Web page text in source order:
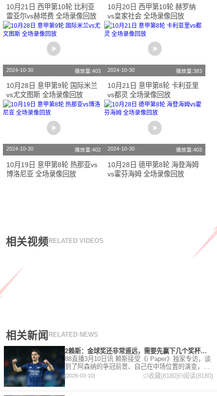
10月21日 西甲第10轮 比利亚
雷亚尔vs赫塔费 全场录像回放
10月20日 西甲第10轮 赫罗纳
vs皇家社会 全场录像回放
2024-10-30 播放量:403
10月28日 意甲第9轮 国际米兰
vs尤文图斯 全场录像回放
2024-10-30 播放量:383
10月21日 意甲第8轮 卡利亚里
vs都灵 全场录像回放
2024-10-30 播放量:402
10月19日 意甲第8轮 热那亚vs
博洛尼亚 全场录像回放
2024-10-30 播放量:403
10月28日 德甲第8轮 海登海姆
vs霍芬海姆 全场录像回放
相关视频 RELATED VIDEOS
相关新闻 RELATED NEWS
2赖斯：金球奖还非常遥远，需要先赢下几个奖杯，专注当下好好踢球
88直播3月10日讯 赖斯接受《i Paper》独家专访，谈
到了阿森纳的争冠前景、自己在中场位置的演变，以
及对自己被提名金球奖的看法。 任意球 赖斯：“我们
有一项非常擅长的技能——这背后付出了巨大努力
[2026-03-10] 收藏(8180) 阅读(8180)